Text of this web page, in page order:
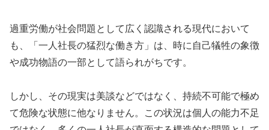
過重労働が社会問題として広く認識される現代において
も、「一人社長の猛烈な働き方」は、時に自己犠牲の象徴
や成功物語の一部として語られがちです。
しかし、その現実は美談などではなく、持続不可能で極め
て危険な状態に他なりません。この状況は個人の能力不足